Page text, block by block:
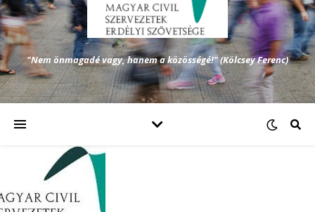
"Nem önmagadé vagy, hanem a közösségé!" (Kölcsey Ferenc)